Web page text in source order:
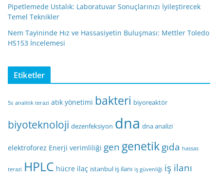
Pipetlemede Ustalık: Laboratuvar Sonuçlarınızı İyileştirecek
Temel Teknikler
Nem Tayininde Hız ve Hassasiyetin Buluşması: Mettler Toledo
HS153 İncelemesi
Etiketler
5s analitik terazi atık yönetimi bakteri biyoreaktör
biyoteknoloji dezenfeksiyon dna dna analizi
elektroforez Enerji verimliliği gen genetikgıda hassas
terazi HPLC hücre ilaç istanbul iş ilanı iş güvenliği iş ilanı